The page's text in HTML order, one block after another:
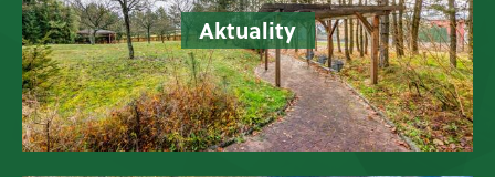
Aktuality